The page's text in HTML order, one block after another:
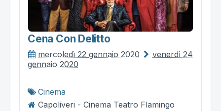
Cena Con Delitto
mercoledì 22 gennaio 2020
venerdì 24
gennaio 2020
Cinema
Capoliveri - Cinema Teatro Flamingo